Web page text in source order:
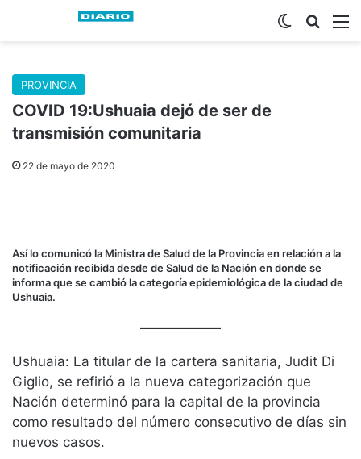
Buscar
Switch skin
PROVINCIA
COVID 19:Ushuaia dejó de ser de
transmisión comunitaria
22 de mayo de 2020
Así lo comunicó la Ministra de Salud de la Provincia en relación a la
notificación recibida desde de Salud de la Nación en donde se
informa que se cambió la categoría epidemiológica de la ciudad de
Ushuaia.
Ushuaia: La titular de la cartera sanitaria, Judit Di
Giglio, se refirió a la nueva categorización que
Nación determinó para la capital de la provincia
como resultado del número consecutivo de días sin
nuevos casos.